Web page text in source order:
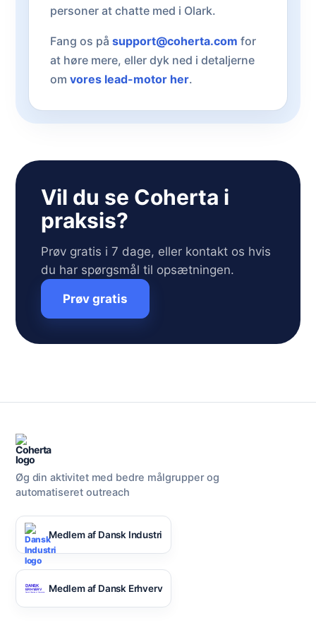
personer at chatte med i Olark.
Fang os på support@coherta.com for
at høre mere, eller dyk ned i detaljerne
om vores lead-motor her.
Vil du se Coherta i
praksis?
Prøv gratis i 7 dage, eller kontakt os hvis
du har spørgsmål til opsætningen.
Prøv gratis
Øg din aktivitet med bedre målgrupper og
automatiseret outreach
Medlem af Dansk Industri
Medlem af Dansk Erhverv